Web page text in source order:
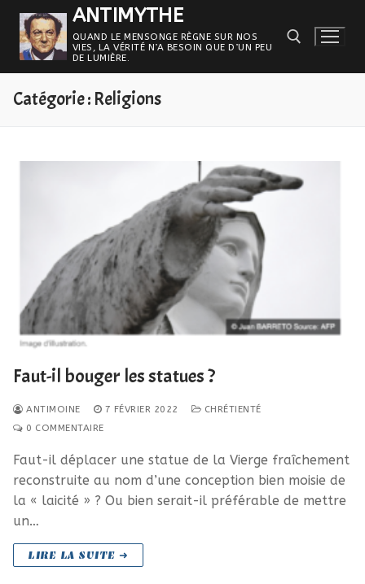
Aller
contenu
ANTIMYTHE
QUAND LE MENSONGE RÈGNE SUR NOS
VIES, LA VÉRITÉ N’A BESOIN QUE D’UN PEU
DE LUMIÈRE.
Rechercher :
Catégorie : Religions
Faut-il bouger les statues ?
ANTIMOINE 7 FÉVRIER 2022
CHRÉTIENTÉ
0 COMMENTAIRE
Faut-il déplacer une statue de la Vierge fraîchement
reconstruite au nom d’une conception bien moisie de
la « laicité » ? Ou bien serait-il préférable de mettre
un…
LIRE LA SUITE ➜